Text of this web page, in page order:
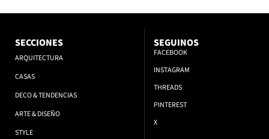
SECCIONES
ARQUITECTURA
CASAS
DECO & TENDENCIAS
ARTE & DISEÑO
STYLE
SEGUINOS
FACEBOOK
INSTAGRAM
THREADS
PINTEREST
X